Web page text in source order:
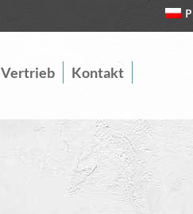
Vertrieb Kontakt